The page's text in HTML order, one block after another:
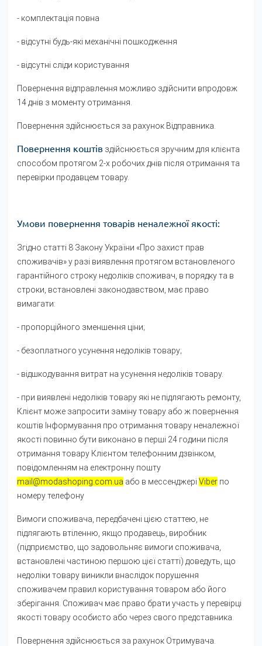
- комплектація повна
- відсутні будь-які механічні пошкодження
- відсутні сліди користування
Повернення відправлення можливо здійснити впродовж
14 днів з моменту отримання.
Повернення здійснюється за рахунок Відправника.
Повернення коштів здійснюється зручним для клієнта
способом протягом 2-х робочих днів після отримання та
перевірки продавцем товару.
Умови повернення товарів неналежної якості:
Згідно статті 8 Закону України «Про захист прав
споживачів» у разі виявлення протягом встановленого
гарантійного строку недоліків споживач, в порядку та в
строки, встановлені законодавством, має право
вимагати:
- пропорційного зменшення ціни;
- безоплатного усунення недоліків товару;
- відшкодування витрат на усунення недоліків товару.
- при виявлені недоліків товару які не підлягають ремонту,
Клієнт може запросити заміну товару або ж повернення
коштів Інформування про отримання товару неналежної
якості повинно бути виконано в перші 24 години після
отримання товару Клієнтом телефонним дзвінком,
повідомленням на електронну пошту
mail@modashoping.com.ua або в мессенджері Viber по
номеру телефону
Вимоги споживача, передбачені цією статтею, не
підлягають втіленню, якщо продавець, виробник
(підприємство, що задовольняє вимоги споживача,
встановлені частиною першою цієї статті) доведуть, що
недоліки товару виникли внаслідок порушення
споживачем правил користування товаром або його
зберігання. Споживач має право брати участь у перевірці
якості товару особисто або через свого представника.
Повернення здійснюється за рахунок Отримувача.